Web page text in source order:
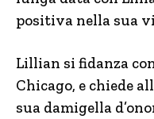
positiva nella sua
Lillian si fidanza
Chicago, e chiede
sua damigella